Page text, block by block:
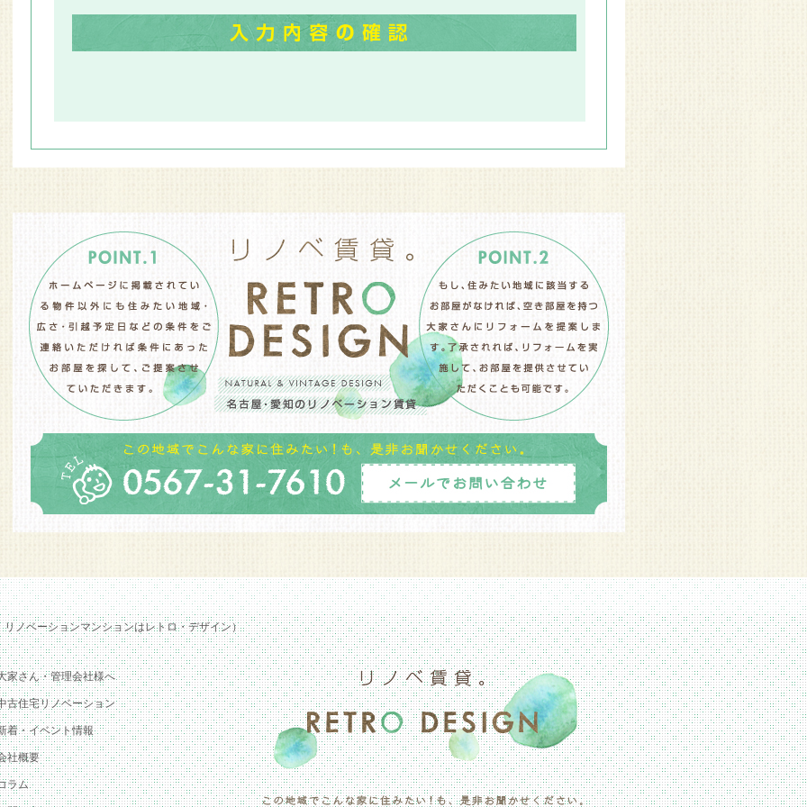
ノベーションマンションはレトロ・デザイン）
家さん・管理会社様へ
古住宅リノベーション
着・イベント情報
社概要
ラム